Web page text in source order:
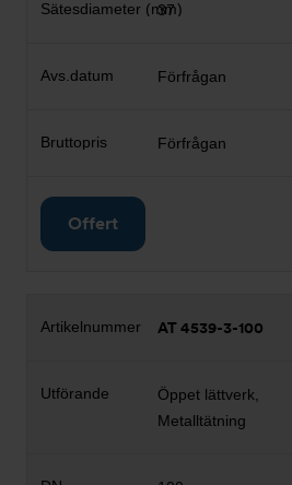
37
Förfrågan
Förfrågan
Offert
AT 4539-3-100
Öppet lättverk,
Metalltätning